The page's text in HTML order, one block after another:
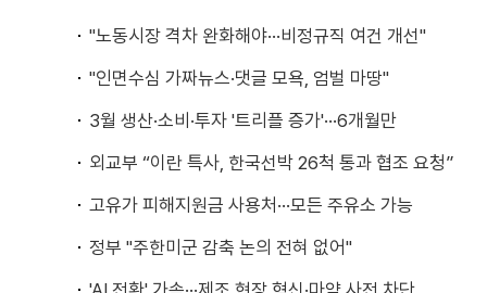
"노동시장 격차 완화해야···비정규직 여건 개선"
"인면수심 가짜뉴스·댓글 모욕, 엄벌 마땅"
3월 생산·소비·투자 '트리플 증가'···6개월만
외교부 “이란 특사, 한국선박 26척 통과 협조 요청”
고유가 피해지원금 사용처···모든 주유소 가능
정부 "주한미군 감축 논의 전혀 없어"